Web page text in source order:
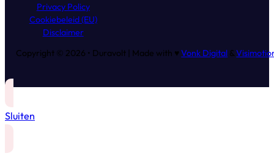
Privacy Policy
Cookiebeleid (EU)
Disclaimer
Copyright © 2026 • Duravolt | Made with ♥Vonk Digital &
Sluiten